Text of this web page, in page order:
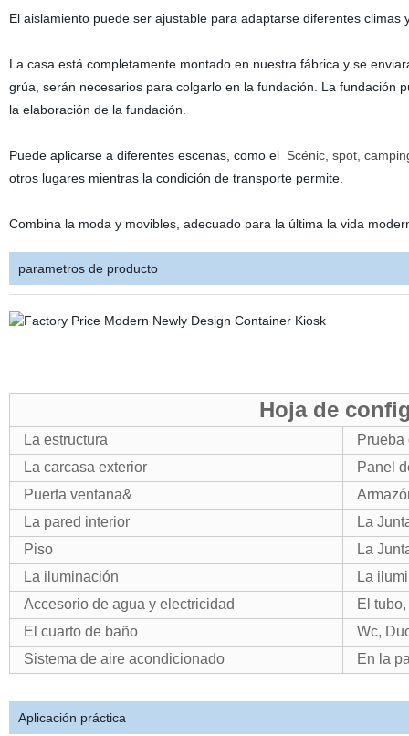
El aislamiento puede ser ajustable para adaptarse diferentes
La casa está completamente montado en nuestra fábrica y se
grúa, serán necesarios para colgarlo en la fundación. La fundación
la elaboración de la fundación.
Puede aplicarse a diferentes escenas, como el Scénic, spot,
otros lugares mientras la condición de transporte permite.
Combina la moda y movibles, adecuado para la última la vida
parametros de producto
Hoja de
La estructura
Prueba
La carcasa exterior
Panel
Puerta ventana&
La pared interior
La
Piso
La
La iluminación
La
Accesorio de agua y electricidad
El
El cuarto de baño
Wc,
Sistema de aire acondicionado
En la
Aplicación práctica